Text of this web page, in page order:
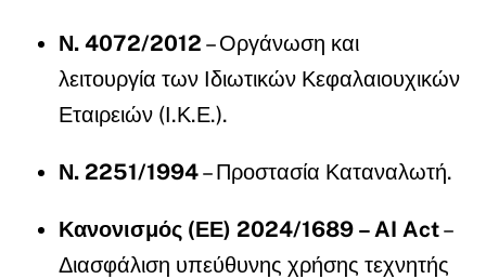
Ν. 4072/2012 – Οργάνωση και
λειτουργία των Ιδιωτικών Κεφαλαιουχικών
Εταιρειών (Ι.Κ.Ε.).
Ν. 2251/1994– Προστασία Καταναλωτή.
Κανονισμός (ΕΕ) 2024/1689 – AI Act–
Διασφάλιση υπεύθυνης χρήσης τεχνητής